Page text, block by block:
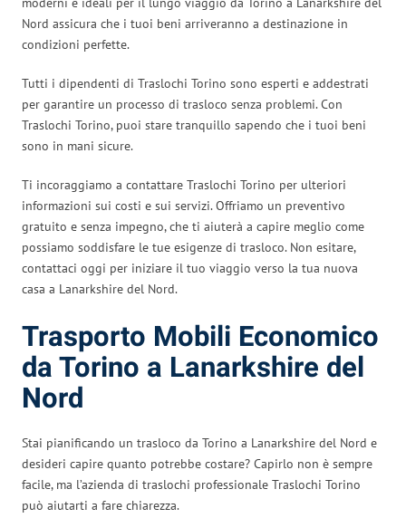
Nord assicura che i tuoi beni arriveranno a destinazione in
condizioni perfette.
Tutti i dipendenti di Traslochi Torino sono esperti e addestrati
per garantire un processo di trasloco senza problemi. Con
Traslochi Torino, puoi stare tranquillo sapendo che i tuoi beni
sono in mani sicure.
Ti incoraggiamo a contattare Traslochi Torino per ulteriori
informazioni sui costi e sui servizi. Offriamo un preventivo
gratuito e senza impegno, che ti aiuterà a capire meglio come
possiamo soddisfare le tue esigenze di trasloco. Non esitare,
contattaci oggi per iniziare il tuo viaggio verso la tua nuova
casa a Lanarkshire del Nord.
Trasporto Mobili Economico
da Torino a Lanarkshire del
Nord
Stai pianificando un trasloco da Torino a Lanarkshire del Nord e
desideri capire quanto potrebbe costare? Capirlo non è sempre
facile, ma l’azienda di traslochi professionale Traslochi Torino
può aiutarti a fare chiarezza.